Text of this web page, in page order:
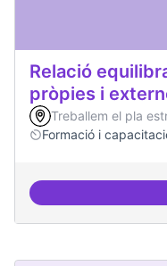
Relació
pròpies i
Treballem el pla
Formació i